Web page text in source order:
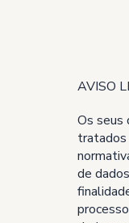
AVISO
Os seus
tratados
de